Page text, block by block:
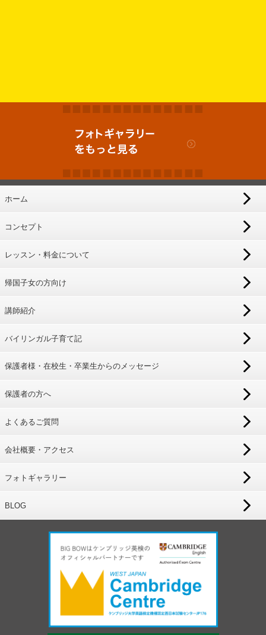
ホーム
コンセプト
レッスン・料金について
帰国子女の方向け
講師紹介
バイリンガル子育て記
保護者様・在校生・卒業生からのメッセージ
保護者の方へ
よくあるご質問
会社概要・アクセス
フォトギャラリー
BLOG